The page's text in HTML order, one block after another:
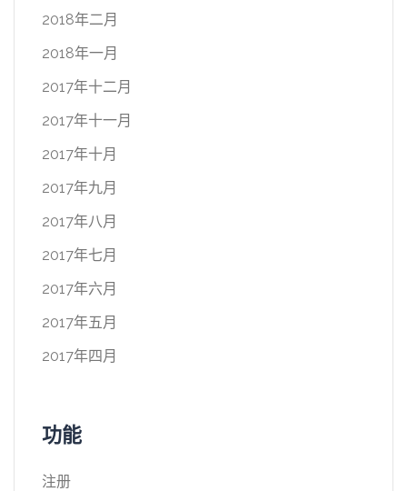
2018年二月
2018年一月
2017年十二月
2017年十一月
2017年十月
2017年九月
2017年八月
2017年七月
2017年六月
2017年五月
2017年四月
功能
注册